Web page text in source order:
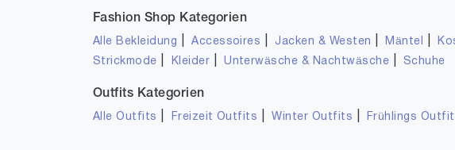
Fashion Shop Kategorien
Alle Bekleidung |Accessoires Jacken & Westen Mäntel
Strickmode
Kleider |Unterwäsche & Nachtwäsche Schuhe
Outfits Kategorien
Alle Outfits Freizeit Outfits |Winter Outfits Frühlings